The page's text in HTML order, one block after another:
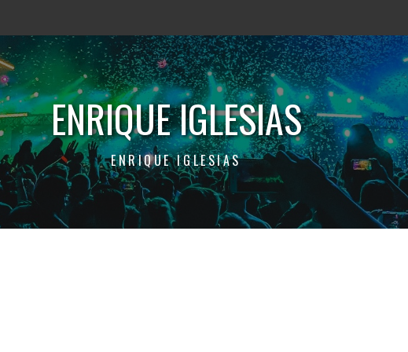
ENRIQUE IGLESIAS
ENRIQUE IGLESIAS